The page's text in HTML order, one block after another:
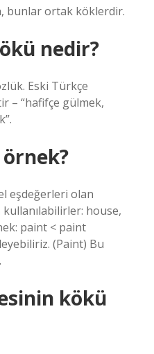
bunlar ortak köklerdir.
nedir?
Eski Türkçe
– “hafifçe gülmek,
eşdeğerleri olan
​​house,
paint < paint
(Paint) Bu
kökü